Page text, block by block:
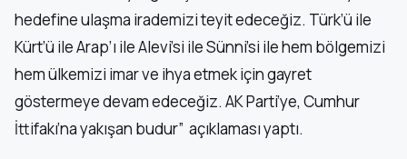
hedefine ulaşma irademizi teyit edeceğiz. Türk’ü ile
Kürt’ü ile Arap’ı ile Alevi’si ile Sünni’si ile hem bölgemizi
hem ülkemizi imar ve ihya etmek için gayret
göstermeye devam edeceğiz. AK Parti’ye, Cumhur
İttifakı’na yakışan budur” açıklaması yaptı.